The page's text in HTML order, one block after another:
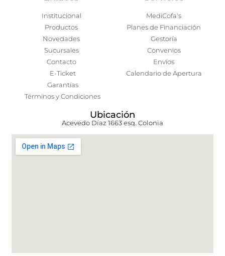
Institucional
Productos
Novedades
Sucursales
Contacto
E-Ticket
Garantías
Términos y Condiciones
MediCofa's
Planes de Financiación
Gestoría
Convenios
Envíos
Calendario de Apertura
Ubicación
Acevedo Díaz 1663 esq. Colonia